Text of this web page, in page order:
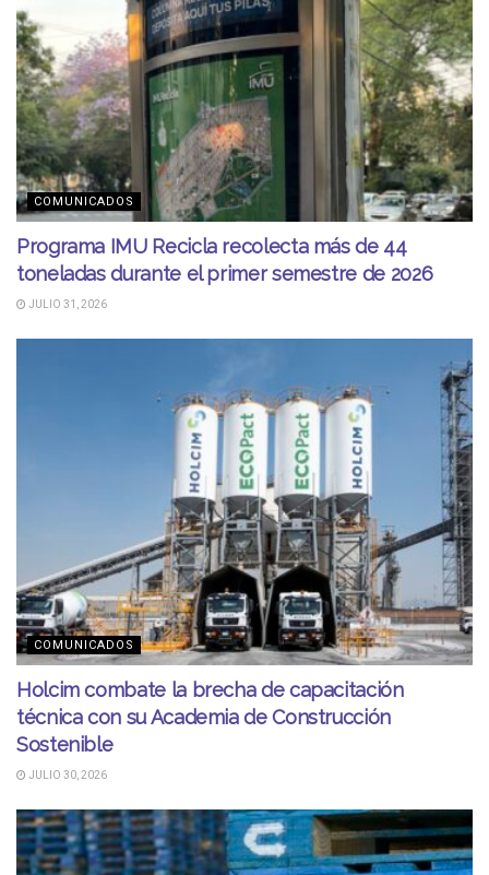
COMUNICADOS
Programa IMU Recicla recolecta más de 44
toneladas durante el primer semestre de 2026
JULIO 31, 2026
COMUNICADOS
Holcim combate la brecha de capacitación
técnica con su Academia de Construcción
Sostenible
JULIO 30, 2026